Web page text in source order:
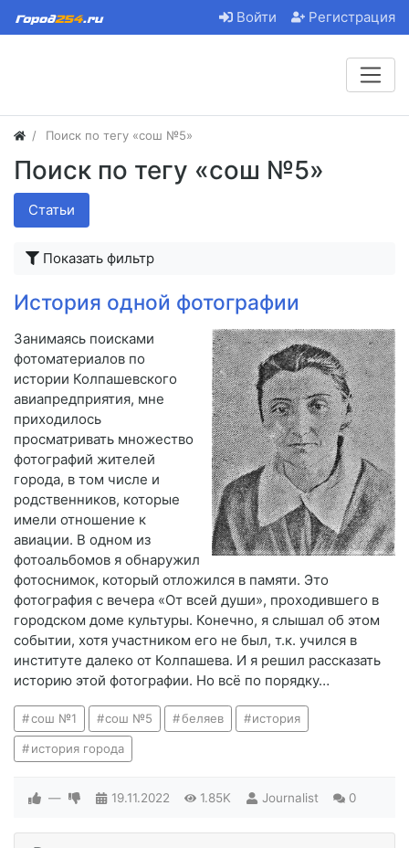
Войти Регистрация
Поиск по тегу «сош №5»
Поиск по тегу «сош №5»
Статьи
Показать фильтр
История одной фотографии
Занимаясь поисками
фотоматериалов по
истории Колпашевского
авиапредприятия, мне
приходилось
просматривать множество
фотографий жителей
города, в том числе и
родственников, которые
имели отношение к
авиации. В одном из
фотоальбомов я обнаружил
фотоснимок, который отложился в памяти. Это
фотография с вечера «От всей души», проходившего в
городском доме культуры. Конечно, я слышал об этом
событии, хотя участником его не был, т.к. учился в
институте далеко от Колпашева. И я решил рассказать
историю этой фотографии. Но всё по порядку…
сош №1 сош №5 беляев история
история города
— 19.11.2022 1.85K Journalist 0